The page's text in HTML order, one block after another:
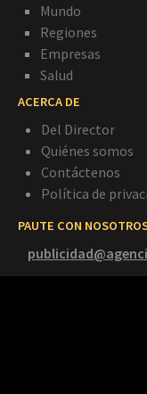
Mundo
Regiones
Empresas
Salud
ACERCA DE
Del Director
Quiénes somos
Contáctenos
Política de
PAUTE CON